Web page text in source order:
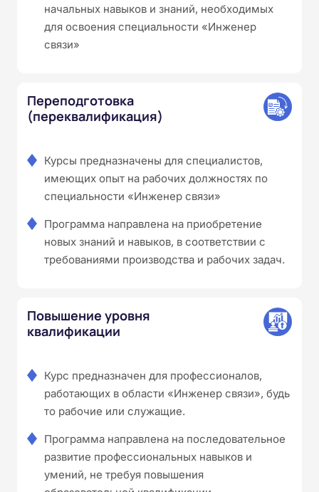
начальных навыков и знаний, необходимых
для освоения специальности «Инженер
связи»
Переподготовка
(переквалификация)
Курсы предназначены для специалистов,
имеющих опыт на рабочих должностях по
специальности «Инженер связи»
Программа направлена на приобретение
новых знаний и навыков, в соответствии с
требованиями производства и рабочих задач.
Повышение уровня
квалификации
Курс предназначен для профессионалов,
работающих в области «Инженер связи», будь
то рабочие или служащие.
Программа направлена на последовательное
развитие профессиональных навыков и
умений, не требуя повышения